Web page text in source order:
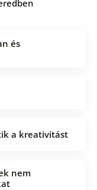
és
a kreativitást
nem